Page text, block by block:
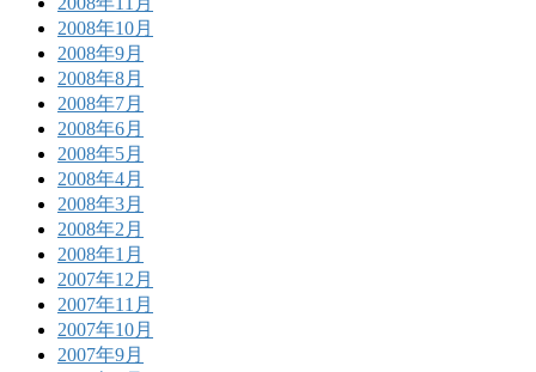
2008年10月
2008年9月
2008年8月
2008年7月
2008年6月
2008年5月
2008年4月
2008年3月
2008年2月
2008年1月
2007年12月
2007年11月
2007年10月
2007年9月